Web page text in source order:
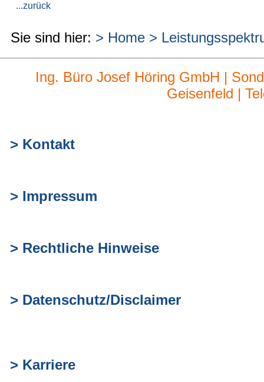
...zurück
Sie sind hier: > Home >
Ing. Büro Josef Höring GmbH |
Geisenfeld |
> Kontakt
> Impressum
> Rechtliche Hinweise
> Datenschutz/Disclaimer
> Karriere